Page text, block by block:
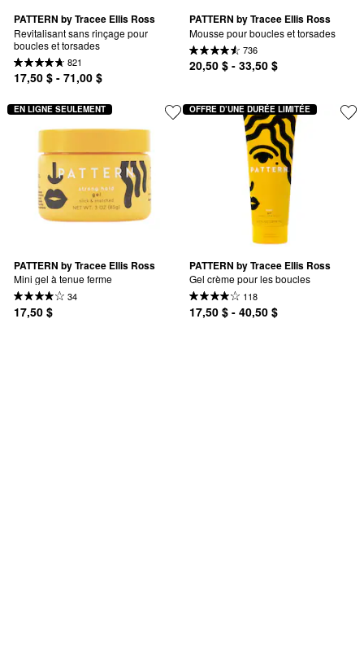
PATTERN by Tracee Ellis Ross
Revitalisant sans rinçage pour
boucles et torsades
821
17,50 $ - 71,00 $
PATTERN by Tracee Ellis Ross
Mousse pour boucles et torsades
736
20,50 $ - 33,50 $
PATTERN by Tracee Ellis Ross
Mini gel à tenue ferme
34
17,50 $
EN LIGNE SEULEMENT
PATTERN by Tracee Ellis Ross
Gel crème pour les boucles
118
17,50 $ - 40,50 $
OFFRE D’UNE DURÉE LIMITÉE